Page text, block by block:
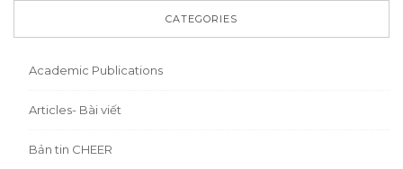
CATEGORIES
Academic Publications
Articles- Bài viết
Bản tin CHEER